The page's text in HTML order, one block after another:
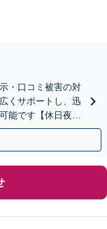
・口コミ被害の対
くサポートし、迅
能です【休日夜間